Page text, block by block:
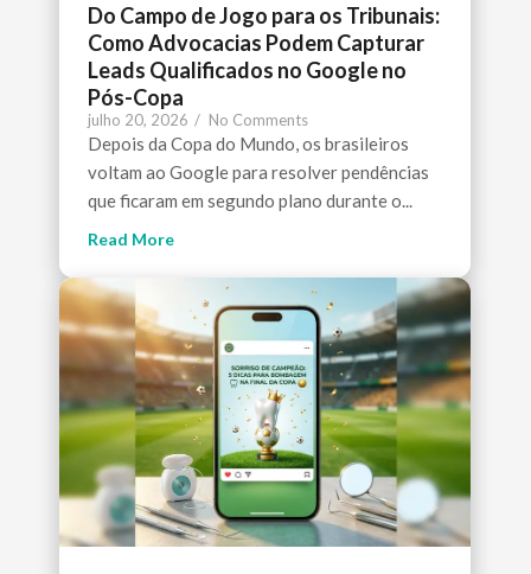
Do Campo de Jogo para os Tribunais:
Como Advocacias Podem Capturar
Leads Qualificados no Google no
Pós-Copa
julho 20, 2026 / No Comments
Depois da Copa do Mundo, os brasileiros
voltam ao Google para resolver pendências
que ficaram em segundo plano durante o...
Read More